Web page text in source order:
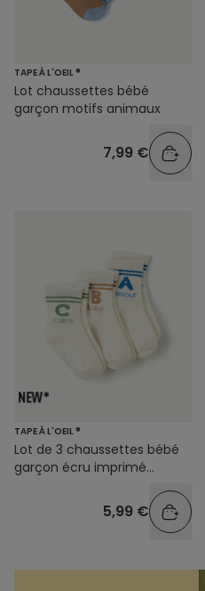
TAPE À L'OEIL ®
Lot chaussettes bébé
garçon motifs animaux
7,99 €
TAPE À L'OEIL ®
Lot de 3 chaussettes bébé
garçon écru imprimé
5,99 €